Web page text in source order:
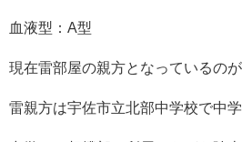
血液型：A型
現在雷部屋の親方となっているの
雷親方は宇佐市立北部中学校で中